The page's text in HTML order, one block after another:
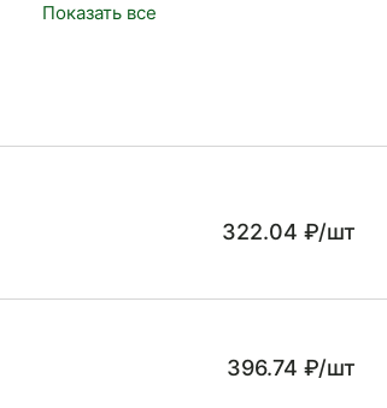
Показать все
322.04 ₽/шт
396.74 ₽/шт